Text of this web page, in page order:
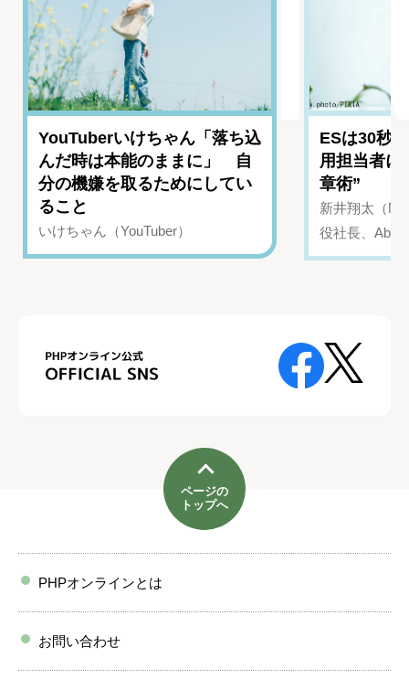
YouTuberいけちゃん「落ち込
んだ時は本能のままに」 自
分の機嫌を取るためにしてい
ること
いけちゃん（YouTuber）
ESは30秒
用担当者に
章術”
新井翔太（
役社長、
ページの
トップへ
PHPオンラインとは
お問い合わせ